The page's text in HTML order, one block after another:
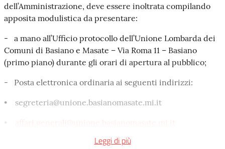
La domanda può esser presentata dall'interessato o da un
suo delegato: un legale rappresentante, difensore, un
procuratore oppure un tutore che siano muniti di delega.
La delega, con copia fotostatica del documento di identità
del delegante, deve essere allegata alla richiesta.
È possibile richiedere i documenti amministrativi nella
elettromagnetica o di qualunque altra specie solo se
• interni o esterni all’Unione dei Comuni di Basiano e
dell’Amministrazione, deve essere inoltrata compilando
apposita modulistica da presentare:
- a mano all’Ufficio protocollo dell’Unione Lombarda dei
Comuni di Basiano e Masate – Via Roma 11 – Basiano
(primo piano) durante gli orari di apertura al pubblico;
- Posta elettronica ordinaria ai seguenti indirizzi:
• segreteria@unione.basianomasate.mi.it
- posta elettronica certificata:
Leggi di più